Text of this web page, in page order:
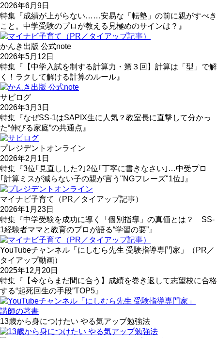
2026年6月9日
特集『成績が上がらない……安易な「転塾」の前に親がすべき
こと。中学受験のプロが教える見極めのサインは？』
かんき出版 公式note
2026年5月12日
特集『【中学入試を制する計算力・第３回】計算は「型」で解
く！ラクして解ける計算のルール』
サピログ
2026年3月3日
特集『なぜSS-1はSAPIX生に人気？教室長に直撃して分かっ
た“伸びる家庭”の共通点』
プレジデントオンライン
2026年2月1日
特集『3位｢見直しした?｣2位｢丁寧に書きなさい｣…中受プロ
｢計算ミスが減らない子の親が言う"NGフレーズ"1位｣』
マイナビ子育て（PR／タイアップ記事）
2026年1月23日
特集『中学受験を成功に導く「個別指導」の真価とは？ SS-
1経験者ママと教育のプロが語る“学習の要”』
YouTubeチャンネル「にしむら先生 受験指導専門家」（PR／
タイアップ動画）
2025年12月20日
特集『【今ならまだ間に合う】成績を巻き返して志望校に合格
する“起死回生の手段”TOP5』
講師の著書
13歳から身につけたい やる気アップ勉強法